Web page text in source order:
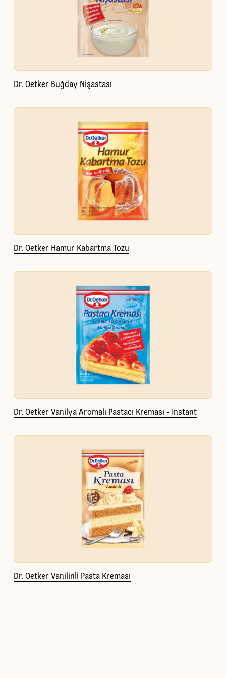
Dr. Oetker Buğday Nişastası
Dr. Oetker Hamur Kabartma Tozu
Dr. Oetker Vanilya Aromalı Pastacı Kreması - Instant
Dr. Oetker Vanilinli Pasta Kreması